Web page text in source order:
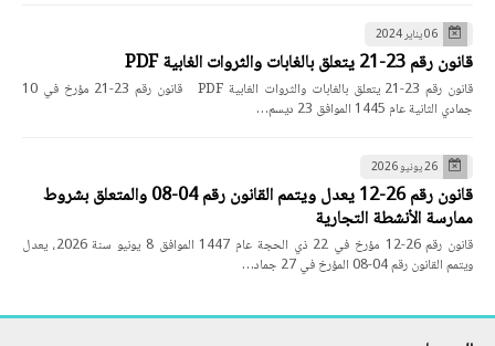
06 يناير 2024
قانون رقم 23-21 يتعلق بالغابات والثروات الغابية PDF
قانون رقم 23-21 يتعلق بالغابات والثروات الغابية PDF قانون رقم 23-21 مؤرخ في 10
جمادي الثانية عام 1445 الموافق 23 ديسم…
26 يونيو 2026
قانون رقم 26-12 يعدل ويتمم القانون رقم 04-08 والمتعلق بشروط
ممارسة الأنشطة التجارية
قانون رقم 26-12 مؤرخ في 22 ذي الحجة عام 1447 الموافق 8 يونيو سنة 2026، يعدل
ويتمم القانون رقم 04-08 المؤرخ في 27 جماد…